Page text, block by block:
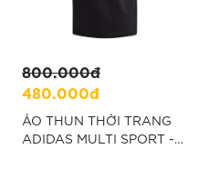
800.000đ
480.000đ
ÁO THUN THỜI TRANG
ADIDAS MULTI SPORT -